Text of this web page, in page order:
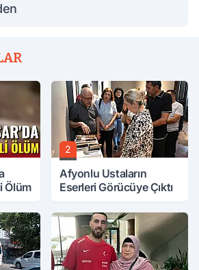
Ölüm
2
Afyonlu Ustaların
Eserleri Görücüye Çıktı